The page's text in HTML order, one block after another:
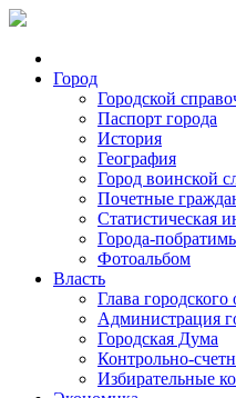
Город
Городской
Паспорт города
История
География
Город воинской
Почетные
Статистическая
Города-
Фотоальбом
Власть
Глава городского
Администрация
Городская Дума
Контрольно-
Избирательные